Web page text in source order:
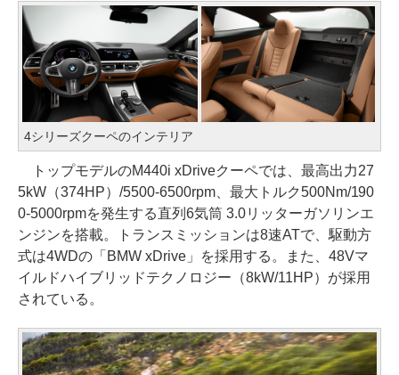
4シリーズクーペのインテリア
トップモデルのM440i xDriveクーペでは、最高出力27
5kW（374HP）/5500-6500rpm、最大トルク500Nm/190
0-5000rpmを発生する直列6気筒 3.0リッターガソリンエ
ンジンを搭載。トランスミッションは8速ATで、駆動方
式は4WDの「BMW xDrive」を採用する。また、48Vマ
イルドハイブリッドテクノロジー（8kW/11HP）が採用
されている。